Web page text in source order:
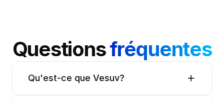
Questions fréquentes
Qu'est-ce que Vesuv?